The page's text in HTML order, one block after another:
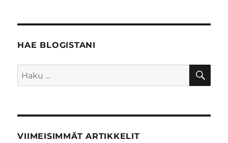
HAE BLOGISTANI
Etsi:
VIIMEISIMMÄT ARTIKKELIT